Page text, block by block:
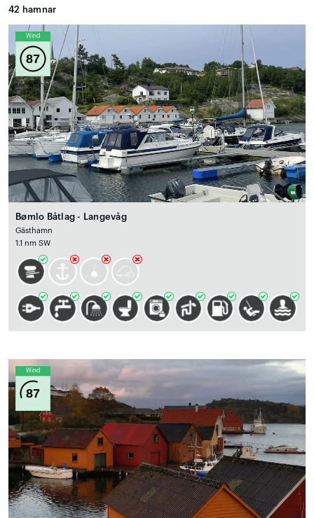
42 hamnar
Wind
87
Bømlo Båtlag - Langevåg
Gästhamn
1.1 nm SW
Wind
87